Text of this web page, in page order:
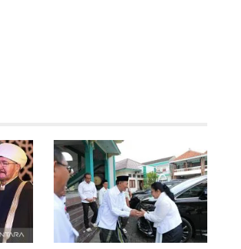
Awas penipuan berbasis AI